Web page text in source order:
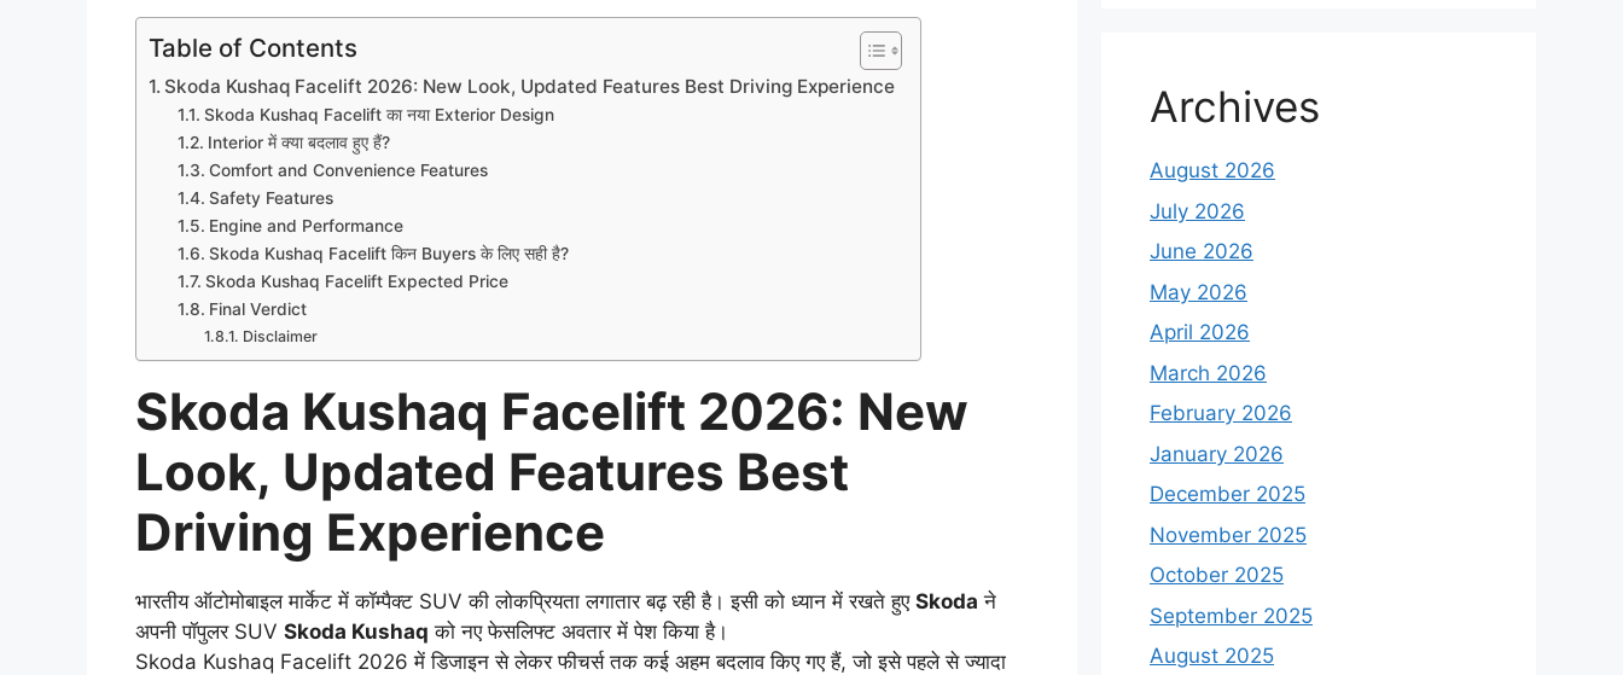
Table of Contents
Skoda Kushaq Facelift 2026: New Look, Updated Features Best Driving Experience
Skoda Kushaq Facelift का नया Exterior Design
Interior में क्या बदलाव हुए हैं?
Comfort and Convenience Features
Safety Features
Engine and Performance
Skoda Kushaq Facelift किन Buyers के लिए सही है?
Skoda Kushaq Facelift Expected Price
Final Verdict
Disclaimer
Skoda Kushaq Facelift 2026: New
Look, Updated Features Best
Driving Experience
भारतीय ऑटोमोबाइल मार्केट में कॉम्पैक्ट SUV की लोकप्रियता लगातार बढ़ रही है। इसी को ध्यान में रखते हुए Skoda ने
अपनी पॉपुलर SUV Skoda Kushaq को नए फेसलिफ्ट अवतार में पेश किया है।
Skoda Kushaq Facelift 2026 में डिजाइन से लेकर फीचर्स तक कई अहम बदलाव किए गए हैं, जो इसे पहले से ज्यादा
Archives
August 2026
July 2026
June 2026
May 2026
April 2026
March 2026
February 2026
January 2026
December 2025
November 2025
October 2025
September 2025
August 2025